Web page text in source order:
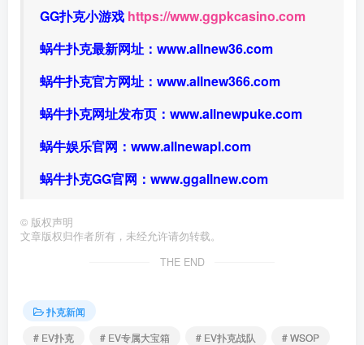
GG扑克小游戏 https://www.ggpkcasino.com
蜗牛扑克最新网址： www.allnew36.com
蜗牛扑克官方网址： www.allnew366.com
蜗牛扑克网址发布页： www.allnewpuke.com
蜗牛娱乐官网： www.allnewapl.com
蜗牛扑克GG官网： www.ggallnew.com
© 版权声明
文章版权归作者所有，未经允许请勿转载。
THE END
扑克新闻
# EV扑克
# EV专属大宝箱 # EV扑克战队
# WSOP